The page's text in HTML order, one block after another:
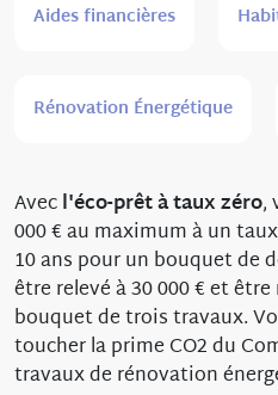
Aides financières
Rénovation Énergétique
Avecl'éco-prêt à taux zéro,
000 € au maximum à un
10 ans pour un bouquet de
être relevé à 30 000 € et
bouquet de trois travaux.
toucher la prime CO2 du
travaux de rénovation